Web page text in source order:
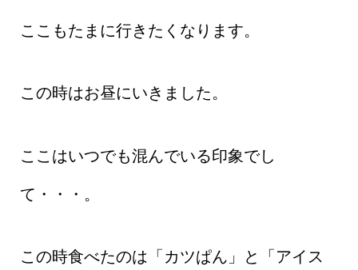
ここもたまに行きたくなります。
この時はお昼にいきました。
ここはいつでも混んでいる印象でし
て・・・。
この時食べたのは「カツぱん」と「アイス